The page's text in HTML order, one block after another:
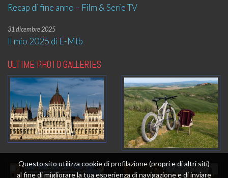
Recap di fine anno – Film & Serie TV
31 dicembre 2025
Il mio 2025 di E-Mtb
ULTIME PHOTO GALLERIES
Questo sito utilizza cookie di profilazione (propri e di altri siti)
al fine di migliorare la tua esperienza di navigazione e di inviare